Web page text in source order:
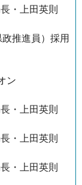
・上田英則
推進員）採用
ン
・上田英則
・上田英則
・上田英則